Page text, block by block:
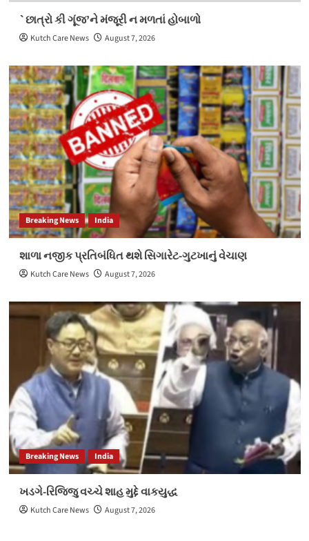
`છાત્રો કી ગૂંજ’ને મંજૂરી ન મળતાં હોબાળો
Kutch Care News August 7, 2026
Breaking News India
શાળા નજીક પ્રતિબંધિત થશે સિગારેટ-ગુટખાનું વેચાણ
Kutch Care News August 7, 2026
Breaking News India
ખડગે-રિજિજુ વચ્ચે શાહ મુદ્દે વાકયુદ્ધ
Kutch Care News August 7, 2026